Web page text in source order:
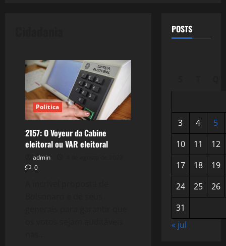
Política
2157: O Voyeur da Cabine
eleitoral ou VAR eleitoral
admin
0
POSTS
3 4
5
10
11
12
17
18
19
24
25
26
31
« jul